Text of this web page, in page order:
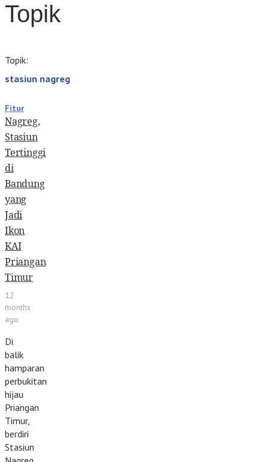
Topik
Topik:
stasiun nagreg
Fitur
Nagreg,
Stasiun
Tertinggi
di
Bandung
yang
Jadi
Ikon
KAI
Priangan
Timur
12
months
ago
Di
balik
hamparan
perbukitan
hijau
Priangan
Timur,
berdiri
Stasiun